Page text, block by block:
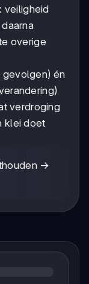
veiligheid
overige
gevolgen) én
verdroging
klei doet
→